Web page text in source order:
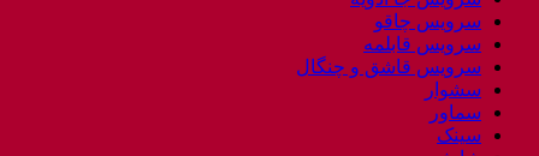
سرویس چاقو
سرویس قابلمه
سرویس قاشق و چنگال
سشوار
سماور
سینک